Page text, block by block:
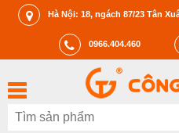
Hà Nội: 18, ngách 87/23 Tân
0966.404.460